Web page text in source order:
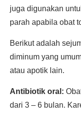
juga digunakan
parah apabila obat
Berikut adalah
diminum yang
atau apotik lain.
Antibiotik oral:
dari 3 – 6 bulan.